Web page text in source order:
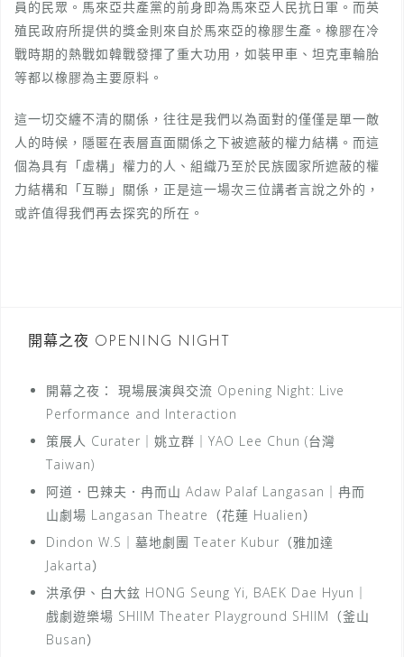
員的民眾。馬來亞共產黨的前身即為馬來亞人民抗日軍。而英
殖民政府所提供的獎金則來自於馬來亞的橡膠生產。橡膠在冷
戰時期的熱戰如韓戰發揮了重大功用，如裝甲車、坦克車輪胎
等都以橡膠為主要原料。
這一切交纏不清的關係，往往是我們以為面對的僅僅是單一敵
人的時候，隱匿在表層直面關係之下被遮蔽的權力結構。而這
個為具有「虛構」權力的人、組織乃至於民族國家所遮蔽的權
力結構和「互聯」關係，正是這一場次三位講者言說之外的，
或許值得我們再去探究的所在。
開幕之夜 OPENING NIGHT
開幕之夜： 現場展演與交流 Opening Night: Live
Performance and Interaction
策展人 Curater｜姚立群｜YAO Lee Chun (台灣
Taiwan)
阿道．巴辣夫．冉而山 Adaw Palaf Langasan｜冉而
山劇場 Langasan Theatre（花蓮 Hualien）
Dindon W.S｜墓地劇團 Teater Kubur（雅加達
Jakarta）
洪承伊、白大鉉 HONG Seung Yi, BAEK Dae Hyun｜
戲劇遊樂場 SHIIM Theater Playground SHIIM（釜山
Busan）